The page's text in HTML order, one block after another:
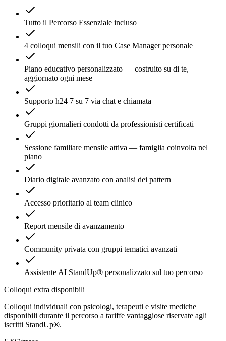
Tutto il Percorso Essenziale incluso
4 colloqui mensili con il tuo Case Manager personale
Piano educativo personalizzato — costruito su di te,
aggiornato ogni mese
Supporto h24 7 su 7 via chat e chiamata
Gruppi giornalieri condotti da professionisti certificati
Sessione familiare mensile attiva — famiglia coinvolta nel
piano
Diario digitale avanzato con analisi dei pattern
Accesso prioritario al team clinico
Report mensile di avanzamento
Community privata con gruppi tematici avanzati
Assistente AI StandUp® personalizzato sul tuo percorso
Colloqui extra disponibili
Colloqui individuali con psicologi, terapeuti e visite mediche
disponibili durante il percorso a tariffe vantaggiose riservate agli
iscritti StandUp®.